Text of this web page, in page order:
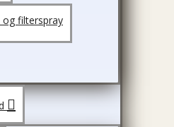
filterspray